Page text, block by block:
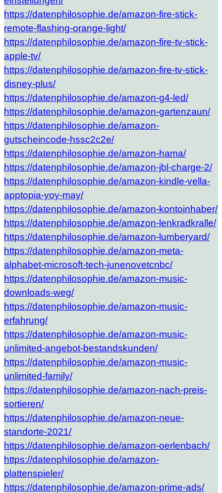
https://datenphilosophie.de/amazon-fire-stick-
remote-flashing-orange-light/
https://datenphilosophie.de/amazon-fire-tv-stick-
apple-tv/
https://datenphilosophie.de/amazon-fire-tv-stick-
disney-plus/
https://datenphilosophie.de/amazon-g4-led/
https://datenphilosophie.de/amazon-gartenzaun/
https://datenphilosophie.de/amazon-
gutscheincode-hssc2c2e/
https://datenphilosophie.de/amazon-hama/
https://datenphilosophie.de/amazon-jbl-charge-2/
https://datenphilosophie.de/amazon-kindle-vella-
apptopia-yoy-may/
https://datenphilosophie.de/amazon-kontoinhaber/
https://datenphilosophie.de/amazon-lenkradkralle/
https://datenphilosophie.de/amazon-lumberyard/
https://datenphilosophie.de/amazon-meta-
alphabet-microsoft-tech-junenovetcnbc/
https://datenphilosophie.de/amazon-music-
downloads-weg/
https://datenphilosophie.de/amazon-music-
erfahrung/
https://datenphilosophie.de/amazon-music-
unlimited-angebot-bestandskunden/
https://datenphilosophie.de/amazon-music-
unlimited-family/
https://datenphilosophie.de/amazon-nach-preis-
sortieren/
https://datenphilosophie.de/amazon-neue-
standorte-2021/
https://datenphilosophie.de/amazon-oerlenbach/
https://datenphilosophie.de/amazon-
plattenspieler/
https://datenphilosophie.de/amazon-prime-ads/